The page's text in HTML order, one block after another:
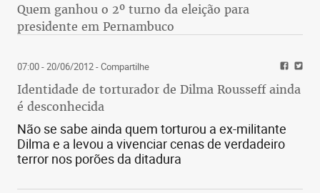
Quem ganhou o 2º turno da eleição para
presidente em Pernambuco
07:00 - 20/06/2012- Compartilhe
Identidade de torturador de Dilma Rousseff ainda
é desconhecida
Não se sabe ainda quem torturou a ex-militante
Dilma e a levou a vivenciar cenas de verdadeiro
terror nos porões da ditadura